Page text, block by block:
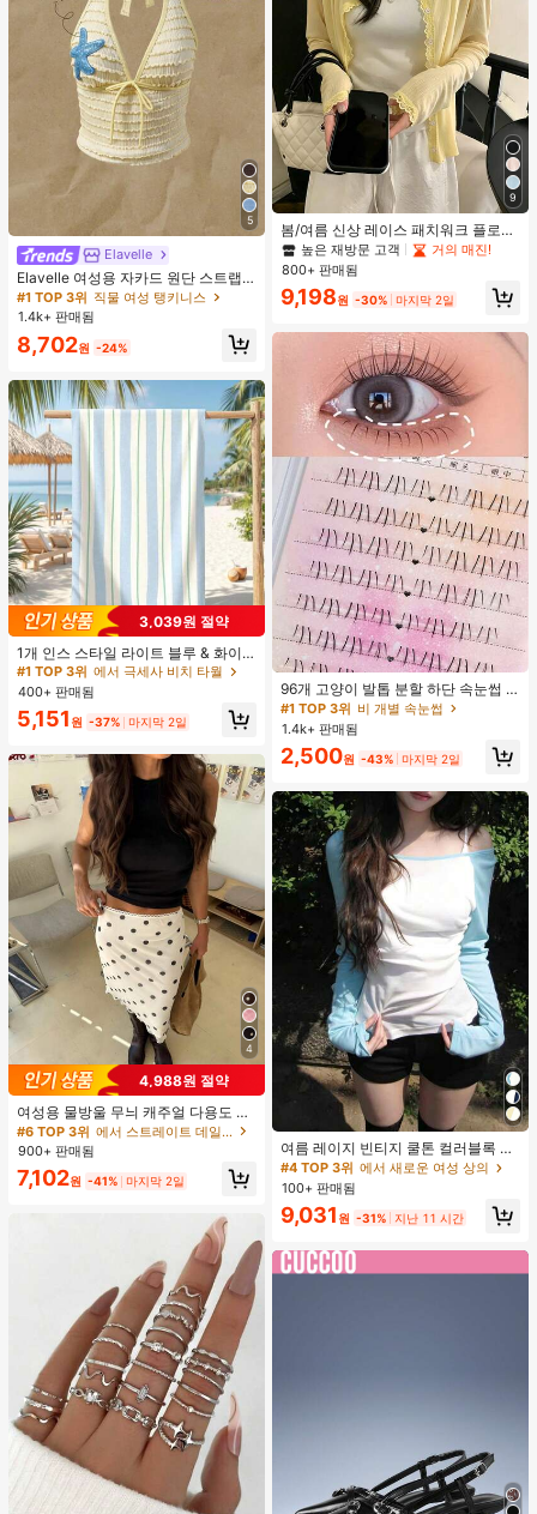
5
Elavelle
Elavelle 여성용 자카드 원단 스트랩
불가사리 장식 홀터 탑, 봄/여름에 적
합 (탑만 포함, 반바지 미포함)
#1 TOP 3위 직물 여성 탱키니스
1.4k+ 판매됨
8,702원 -24%
3,039원 절약
1개 인스 스타일 라이트 블루 & 화이
트 & 그린 스트라이프 비치 타월, 화이
트와 그린 세로 스트라이프 프린트가
있는 라이트 블루 배경, 신선한 섬 휴
가 분위기, 수영, 캠핑, 피트니스, 여름
휴식, 욕실 장식, 야외 액세서리, 선물,
수영장 부드러운 가구, 핸드 타월에 적
#1 TOP 3위 에서 극세사 비치 타월
거의 매진!
#1 TOP 3위 에서 극세사 비치 타월
거의 매진!
#1 TOP 3위 에서 극세사 비치 타월
거의 매진!
#1 TOP 3위
에서 극세사 비치 타월
400+ 판매됨
5,151 원 -37% 마지막 2일
4
4,988원 절약
여성용 물방울 무늬 캐주얼 다용도 데
이트 & 외출 A라인 스커트 봄
#6 TOP 3위
에서 스트레이트 데일리 스커트
900+ 판매됨
7,102원 -41% 마지막 2일
9
봄/여름 신상 레이스 패치워크 플로럴
트림 소프트 니트 가디건 경량 재킷 탑
여성용, 코티지코어 옐로우
높은 재방문 고객
거의 매진!
800+ 판매됨
9,198원 -30% 마지막 2일
96개 고양이 발톱 분할 하단 속눈썹 B
컬 인조 속눈썹, 자연스럽고 사실적인
개별 클러스터, 헐렁한 데일리 사용,
초보자에게 적합
#1 TOP 3위
비 개별 속눈썹
거의 매진!
#1 TOP 3위 비 개별 속눈썹
거의 매진!
#1 TOP 3위 비 개별 속눈썹
거의 매진!
#1 TOP 3위
비 개별 속눈썹
1.4k+ 판매됨
2,500원 -43% 마지막 2일
여름 레이지 빈티지 쿨톤 컬러블록 얇
은 시어 긴팔 슬림핏 플래터링 탑
#4 TOP 3위 에서 새로운 여성 상의
100+ 판매됨
9,031 원 -31% 지난 11 시간